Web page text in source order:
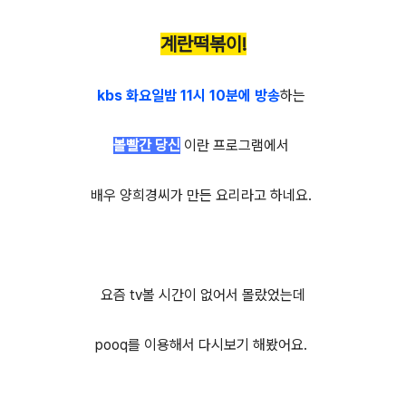
계란떡볶이!
kbs 화요일밤 11시 10분에 방송하는
볼빨간 당신 이란 프로그램에서
배우 양희경씨가 만든 요리라고 하네요.
요즘 tv볼 시간이 없어서 몰랐었는데
pooq를 이용해서 다시보기 해봤어요.